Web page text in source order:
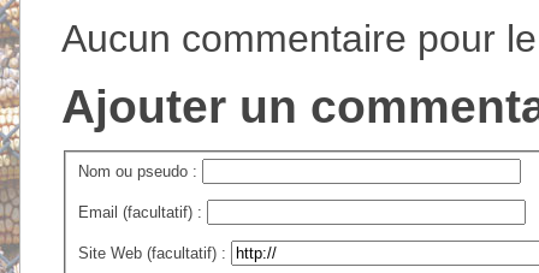
Aucun commentaire pour
Ajouter un
Nom ou pseudo :
Email (facultatif) :
Site Web (facultatif) :